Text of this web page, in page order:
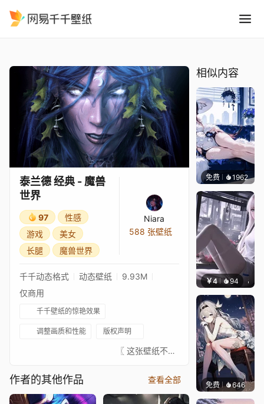
泰兰德 经典 - 魔兽
世界
97
性感
游戏
美女
长腿
魔兽世界
Niara
588 张壁纸
千千动态格式 动态壁纸
9.93M
仅商用
千千壁纸的惊艳效果
调整画质和性能 版权声明
⠀⠀⠀⠀⠀⠀⠀⠀⠀⠀⠀⠀⠀⠀⠀⠀ 〖 这张壁纸不是我画的，真正的艺术家总是在 ↓这里↓。我只是给这些图片添加动画以供娱乐。请支持这位绝对出色的艺术家。如果有艺术家不希望这张壁纸出现在这里，请联系我，我会将其移除。〗- 音乐: https://www.youtube.com/watch?v=7G6FfKXvZX8⠀⠀↓↓↓↓↓↓↓⠀⠀★ 你可以在这里查看我收藏的已批准壁纸 ★⠀⠀↓↓↓↓↓↓↓⠀⠀ ⠀⠀⠀⠀⠀⠀⠀⠀⠀⠀⠀⠀⠀⠀⠀⠀⠀
作者的其他作品 查看全部
相似内容
免费 1962豆子
￥4 94 豆子
免费 646渔小小